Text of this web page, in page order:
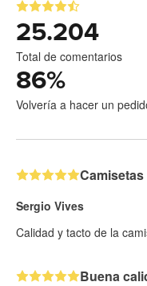
25.204
Total de comentarios
86%
Volvería a hacer un
Sergio Vives
Calidad y tacto de la
Buena